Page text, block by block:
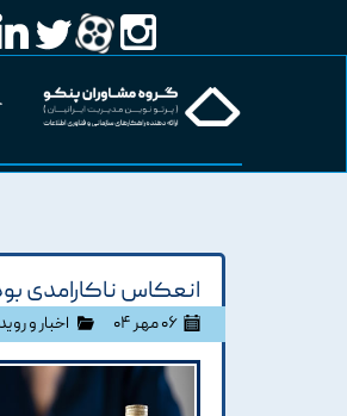
انعکاس ناکارامدی
۰۶ مهر ۰۴ اخبار و